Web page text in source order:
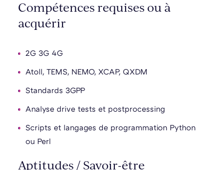
Compétences requises ou à
acquérir
2G 3G 4G
Atoll, TEMS, NEMO, XCAP, QXDM
Standards 3GPP
Analyse drive tests et postprocessing
Scripts et langages de programmation Python
ou Perl
Aptitudes / Savoir-être